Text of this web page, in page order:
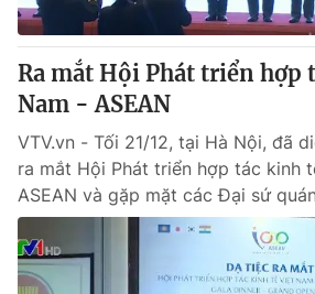
Ra mắt Hội Phát triển hợp
Nam - ASEAN
VTV.vn - Tối 21/12, tại Hà Nội, đã
ra mắt Hội Phát triển hợp tác kinh
ASEAN và gặp mặt các Đại sứ